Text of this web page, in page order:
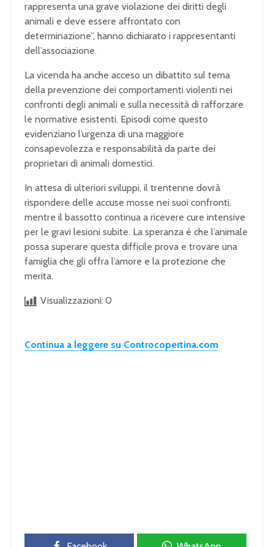
rappresenta una grave violazione dei diritti degli
animali e deve essere affrontato con
determinazione”, hanno dichiarato i rappresentanti
dell’associazione.
La vicenda ha anche acceso un dibattito sul tema
della prevenzione dei comportamenti violenti nei
confronti degli animali e sulla necessità di rafforzare
le normative esistenti. Episodi come questo
evidenziano l’urgenza di una maggiore
consapevolezza e responsabilità da parte dei
proprietari di animali domestici.
In attesa di ulteriori sviluppi, il trentenne dovrà
rispondere delle accuse mosse nei suoi confronti,
mentre il bassotto continua a ricevere cure intensive
per le gravi lesioni subite. La speranza è che l’animale
possa superare questa difficile prova e trovare una
famiglia che gli offra l’amore e la protezione che
merita.
Visualizzazioni: 0
Continua a leggere su Controcopertina.com